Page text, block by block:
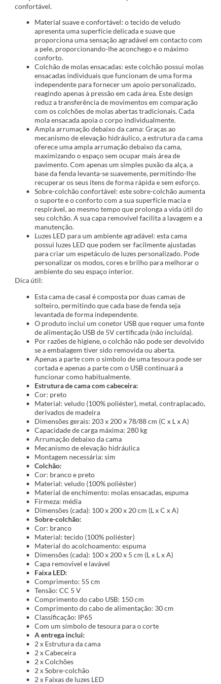
confortável.
Material suave e confortável: o tecido de veludo
apresenta uma superfície delicada e suave que
proporciona uma sensação agradável em contacto com
a pele, proporcionando-lhe aconchego e o máximo
conforto.
Colchão de molas ensacadas: este colchão possui molas
ensacadas individuais que funcionam de uma forma
independente para fornecer um apoio personalizado,
reagindo apenas à pressão em cada área. Este design
reduz a transferência de movimentos em comparação
com os colchões de molas abertas tradicionais. Cada
mola ensacada apoia o corpo individualmente.
Ampla arrumação debaixo da cama: Graças ao
mecanismo de elevação hidráulico, a estrutura da cama
oferece uma ampla arrumação debaixo da cama,
maximizando o espaço sem ocupar mais área de
pavimento. Com apenas um simples puxão da alça, a
base da fenda levanta-se suavemente, permitindo-lhe
recuperar os seus itens de forma rápida e sem esforço.
Sobre-colchão confortável: este sobre-colchão aumenta
o suporte e o conforto com a sua superfície macia e
respirável, ao mesmo tempo que prolonga a vida útil do
seu colchão. A sua capa removível facilita a lavagem e a
manutenção.
Luzes LED para um ambiente agradável: esta cama
possui luzes LED que podem ser facilmente ajustadas
para criar um espetáculo de luzes personalizado. Pode
personalizar os modos, cores e brilho para melhorar o
ambiente do seu espaço interior.
Dica útil:
Esta cama de casal é composta por duas camas de
solteiro, permitindo que cada base de fenda seja
levantada de forma independente.
O produto inclui um conetor USB que requer uma fonte
de alimentação USB de 5V certificada (não incluída).
Por razões de higiene, o colchão não pode ser devolvido
se a embalagem tiver sido removida ou aberta.
Apenas a parte com o símbolo de uma tesoura pode ser
cortada e apenas a parte com o USB continuará a
funcionar como habitualmente.
Estrutura de cama com cabeceira:
Cor: preto
Material: veludo (100% poliéster), metal, contraplacado,
derivados de madeira
Dimensões gerais: 203 x 200 x 78/88 cm (C x L x A)
Capacidade de carga máxima: 280 kg
Arrumação debaixo da cama
Mecanismo de elevação hidráulica
Montagem necessária: sim
Colchão:
Cor: branco e preto
Material: veludo (100% poliéster)
Material de enchimento: molas ensacadas, espuma
Firmeza: média
Dimensões (cada): 100 x 200 x 20 cm (L x C x A)
Sobre-colchão:
Cor: branco
Material: tecido (100% poliéster)
Material do acolchoamento: espuma
Dimensões (cada): 100 x 200 x 5 cm (L x L x A)
Capa removível e lavável
Faixa LED:
Comprimento: 55 cm
Tensão: CC 5 V
Comprimento do cabo USB: 150 cm
Comprimento do cabo de alimentação: 30 cm
Classificação: IP65
Com um símbolo de tesoura para o corte
A entrega inclui:
2 x Estrutura da cama
2 x Cabeceira
2 x Colchões
2 x Sobre-colchão
2 x Faixas de luzes LED